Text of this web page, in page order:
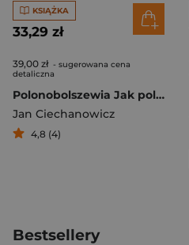
KSIĄŻKA
33,29 zł
39,00 zł - sugerowana cena
detaliczna
Polonobolszewia Jak polska szlachta komunizowała rosyjskie imperium
Jan Ciechanowicz
4,8 (4)
Bestsellery